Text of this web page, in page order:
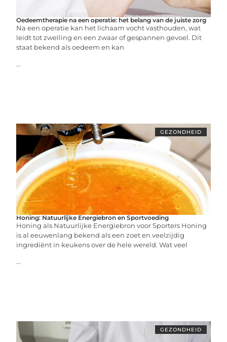
Oedeemtherapie na een operatie: het belang van de juiste zorg
Na een operatie kan het lichaam vocht vasthouden, wat
leidt tot zwelling en een zwaar of gespannen gevoel. Dit
staat bekend als oedeem en kan
...
GEZONDHEID
Honing: Natuurlijke Energiebron en Sportvoeding
Honing als Natuurlijke Energiebron voor Sporters Honing
is al eeuwenlang bekend als een zoet en veelzijdig
ingrediënt in keukens over de hele wereld. Wat veel
...
GEZONDHEID